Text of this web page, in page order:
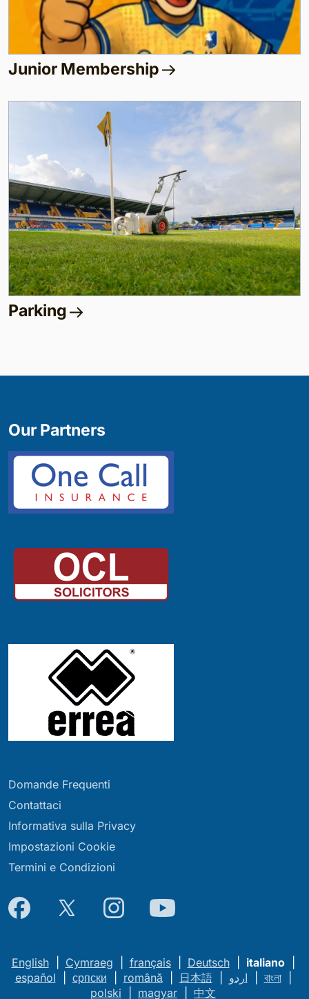
Junior Membership
Parking
Domande Frequenti
Contattaci
Informativa sulla Privacy
Impostazioni Cookie
Termini e Condizioni
Our Partners
English| Cymraeg français| Deutsch| italiano|
español
српски română| 日本語| اردو বাংলা|
polski
magyar 中文